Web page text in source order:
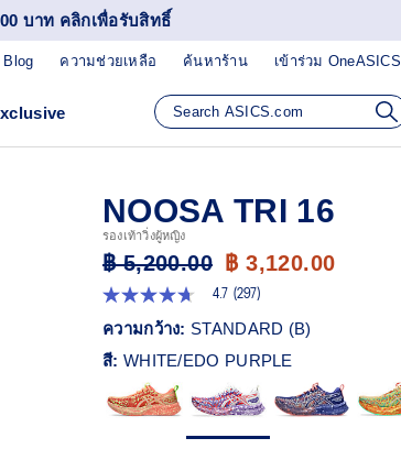
บาท คลิกเพื่อรับสิทธิ์
Blog ความช่วยเหลือ ค้นหาร้าน เข้าร่วม OneASICS
NOOSA TRI 16
รองเท้าวิ่งผู้หญิง
฿ 5,200.00 ฿ 3,120.00
4.7
จาก
5
ดาว
ค่า
คะแนน
เฉลี่ย
4.7 (297)
ความกว้าง: STANDARD (B)
สี: WHITE/EDO PURPLE